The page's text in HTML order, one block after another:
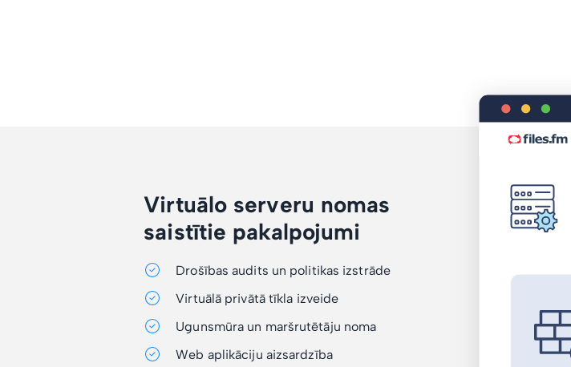
Virtuālo serveru nomas
saistītie pakalpojumi
Drošības audits un politikas izstrāde
Virtuālā privātā tīkla izveide
Ugunsmūra un maršrutētāju noma
Web aplikāciju aizsardzība